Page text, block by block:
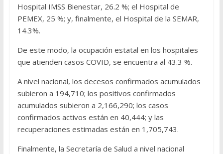
Hospital IMSS Bienestar, 26.2 %; el Hospital de
PEMEX, 25 %; y, finalmente, el Hospital de la SEMAR,
14.3%.
De este modo, la ocupación estatal en los hospitales
que atienden casos COVID, se encuentra al 43.3 %.
A nivel nacional, los decesos confirmados acumulados
subieron a 194,710; los positivos confirmados
acumulados subieron a 2,166,290; los casos
confirmados activos están en 40,444; y las
recuperaciones estimadas están en 1,705,743.
Finalmente, la Secretaría de Salud a nivel nacional